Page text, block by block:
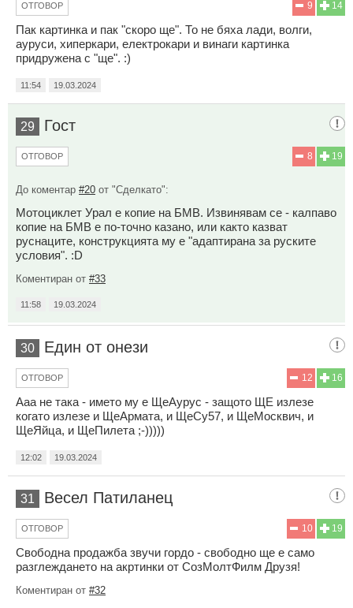
14
9
ОТГОВОР
Пак картинка и пак "скоро ще". То не бяха лади, волги,
ауруси, хиперкари, електрокари и винаги картинка
придружена с "ще". :)
11:54 19.03.2024
29 Гост
19
8
ОТГОВОР
До коментар #20 от "Сделкато":
Мотоциклет Урал е копие на БМВ. Извинявам се - калпаво
копие на БМВ е по-точно казано, или както казват
руснаците, конструкцията му е "адаптирана за руските
условия". :D
Коментиран от #33
11:58 19.03.2024
30 Един от онези
16
12
ОТГОВОР
Ааа не така - името му е ЩеАурус - защото ЩЕ излезе
когато излезе и ЩеАрмата, и ЩеСу57, и ЩеМосквич, и
ЩеЯйца, и ЩеПилета ;-)))))
12:02 19.03.2024
31 Весел Патиланец
19
10
ОТГОВОР
Свободна продажба звучи гордо - свободно ще е само
разглеждането на акртинки от СозМолтФилм Друзя!
Коментиран от #32